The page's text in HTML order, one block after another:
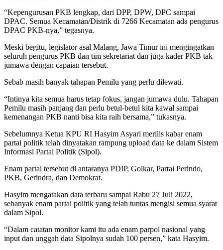
“Kepengurusan PKB lengkap, dari DPP, DPW, DPC sampai
DPAC. Semua Kecamatan/Distrik di 7266 Kecamatan ada pengurus
DPAC PKB-nya,” tegasnya.
Meski begitu, legislator asal Malang, Jawa Timur ini mengingatkan
seluruh pengurus PKB dan tim sekretariat dan juga kader PKB tak
jumawa dengan capaian tersebut.
Sebab masih banyak tahapan Pemilu yang perlu dilewati.
“Intinya kita semua harus tetap fokus, jangan jumawa dulu. Tahapan
Pemilu masih panjang dan perlu betul-betul kita kawal sampai
kemenangan PKB nanti bisa kita raih bersama,” tukasnya.
Sebelumnya Ketua KPU RI Hasyim Asyari merilis kabar enam
partai politik telah dinyatakan rampung upload data ke dalam Sistem
Informasi Partai Politik (Sipol).
Enam partai tersebut di antaranya PDIP, Golkar, Partai Perindo,
PKB, Gerindra, dan Demokrat.
Hasyim mengatakan data terbaru sampai Rabu 27 Juli 2022,
sebanyak enam partai politik yang telah tuntas mengisi semua syarat
dalam Sipol.
“Dalam catatan monitor kami itu ada enam parpol nasional yang
input dan unggah data Sipolnya sudah 100 persen,” kata Hasyim.